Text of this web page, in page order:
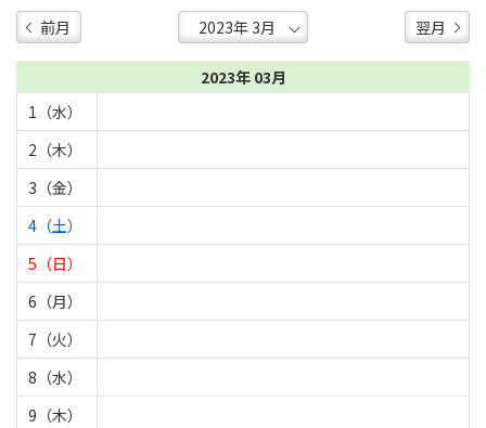
前月 翌月
2023年 03月
1（水）
2（木）
3（金）
4（土）
5（日）
6（月）
7（火）
8（水）
9（木）